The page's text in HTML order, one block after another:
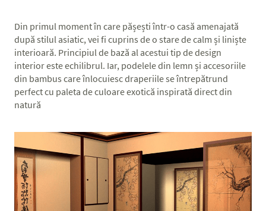
Din primul moment în care pășești într-o casă amenajată
după stilul asiatic, vei fi cuprins de o stare de calm și liniște
interioară. Principiul de bază al acestui tip de design
interior este echilibrul. Iar, podelele din lemn și accesoriile
din bambus care înlocuiesc draperiile se întrepătrund
perfect cu paleta de culoare exotică inspirată direct din
natură